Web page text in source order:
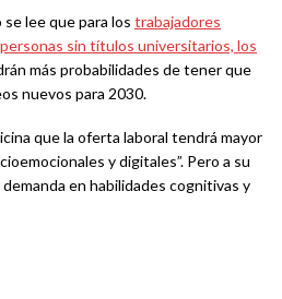
lee que para los trabajadores
sin títulos universitarios, los
más probabilidades de tener que
nuevos para 2030.
que la oferta laboral tendrá mayor
y digitales”. Pero a su
en habilidades cognitivas y